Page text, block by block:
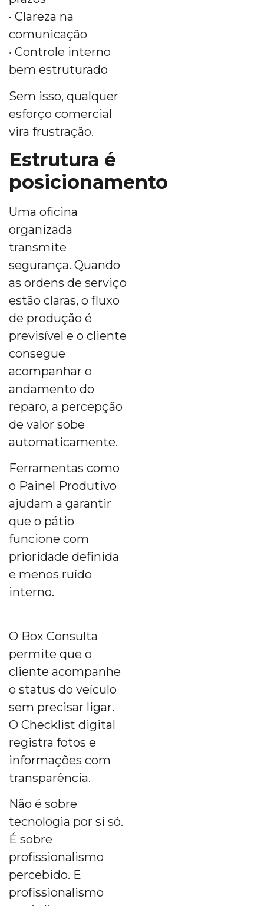
• Clareza na
comunicação
• Controle interno
bem estruturado
Sem isso, qualquer
esforço comercial
vira frustração.
Estrutura é
posicionamento
Uma oficina
organizada
transmite
segurança. Quando
as ordens de serviço
estão claras, o fluxo
de produção é
previsível e o cliente
consegue
acompanhar o
andamento do
reparo, a percepção
de valor sobe
automaticamente.
Ferramentas como
o Painel Produtivo
ajudam a garantir
que o pátio
funcione com
prioridade definida
e menos ruído
interno.
O Box Consulta
permite que o
cliente acompanhe
o status do veículo
sem precisar ligar.
O Checklist digital
registra fotos e
informações com
transparência.
Não é sobre
tecnologia por si só.
É sobre
profissionalismo
percebido. E
profissionalismo